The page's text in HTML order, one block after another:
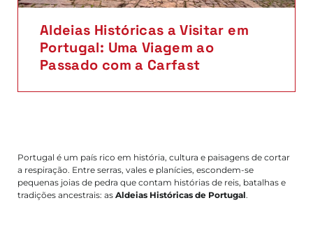
Aldeias Históricas a Visitar em
Portugal: Uma Viagem ao
Passado com a Carfast
Portugal é um país rico em história, cultura e paisagens de cortar
a respiração. Entre serras, vales e planícies, escondem-se
pequenas joias de pedra que contam histórias de reis, batalhas e
tradições ancestrais: as Aldeias Históricas de Portugal.